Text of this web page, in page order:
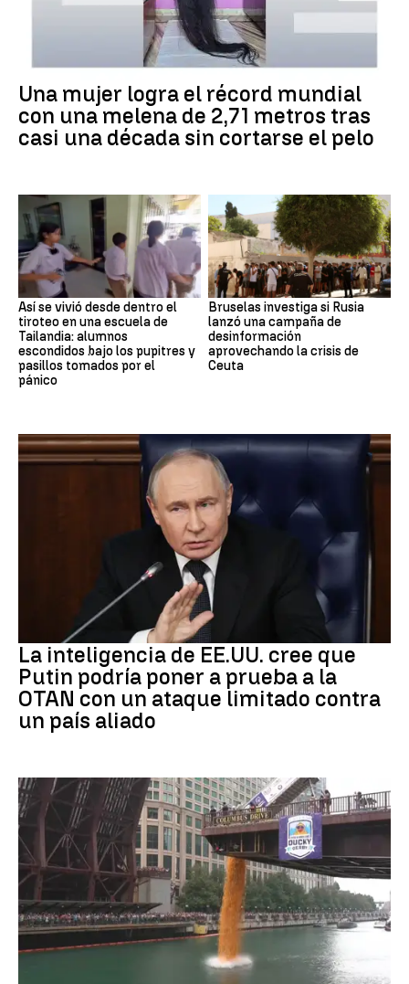
Una mujer logra el récord mundial
con una melena de 2,71 metros tras
casi una década sin cortarse el pelo
Así se vivió desde dentro el
tiroteo en una escuela de
Tailandia: alumnos
escondidos bajo los pupitres y
pasillos tomados por el
pánico
Bruselas investiga si Rusia
lanzó una campaña de
desinformación
aprovechando la crisis de
Ceuta
La inteligencia de EE.UU. cree que
Putin podría poner a prueba a la
OTAN con un ataque limitado contra
un país aliado